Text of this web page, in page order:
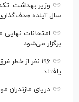
سال آینده
امتحانات نهایی
برگزار می‌شود
۱۹۶ نفر از
یافتند
دریای مازندران